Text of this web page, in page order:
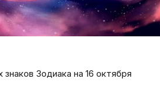
Зодиака на 16 октября